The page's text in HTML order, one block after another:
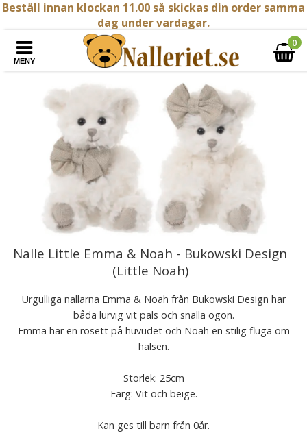
Beställ innan klockan 11.00 så skickas din order samma
dag under vardagar.
MENY
0
Nalle Little Emma & Noah - Bukowski Design
(Little Noah)
Urgulliga nallarna Emma & Noah från Bukowski Design har
båda lurvig vit päls och snälla ögon.
Emma har en rosett på huvudet och Noah en stilig fluga om
halsen.
Storlek: 25cm
Färg: Vit och beige.
Kan ges till barn från 0år.